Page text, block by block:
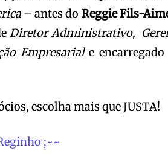
– antes do Reggie Fils-
Diretor Administrativo,
Empresariale encarregado
escolha mais que JUSTA!